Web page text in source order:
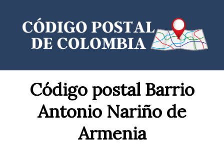
contenido
Código postal Barrio
Antonio Nariño de
Armenia